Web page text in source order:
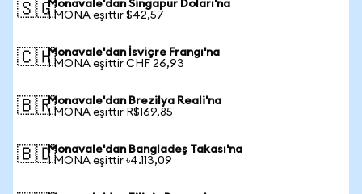
🇸🇬Monavale'dan Singapur Doları'na
1 MONA eşittir $42,57
🇨🇭Monavale'dan İsviçre Frangı'na
1 MONA eşittir CHF 26,93
🇧🇷Monavale'dan Brezilya Reali'na
1 MONA eşittir R$169,85
🇧🇩Monavale'dan Bangladeş Takası'na
1 MONA eşittir ৳4.113,09